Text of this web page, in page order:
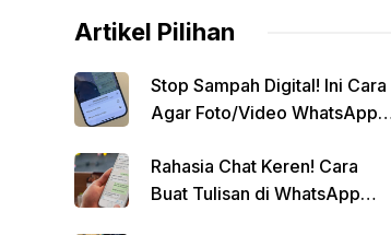
Artikel Pilihan
Stop Sampah Digital! Ini Cara
Agar Foto/Video WhatsApp
Otomatis
Rahasia Chat Keren! Cara
Buat Tulisan di WhatsApp